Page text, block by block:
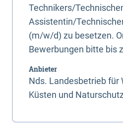
Technikers/
Assistentin/
(m/w/d) zu besetzen.
Bewerbungen bitte bis
Anbieter
Nds. Landesbetrieb für
Küsten und